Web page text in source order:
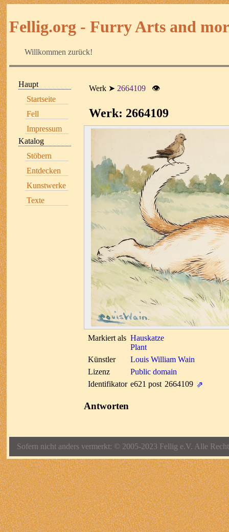
Fellig.org - Furry Arts and
Willkommen zurück!
Haupt
Startseite
Fell
Impressum
Katalog
Stöbern
Entdecken
Kunstwerke
Texte
Werk 2664109 👁
Werk: 2664109
Markiert als Hauskatze
Plant
Künstler
Louis William Wain
Lizenz
Public domain
Identifikator e621 post 2664109 ⇗
Antworten
Sofern nicht anders vermerkt: © 2005-2023 Fellig e.V. Alle